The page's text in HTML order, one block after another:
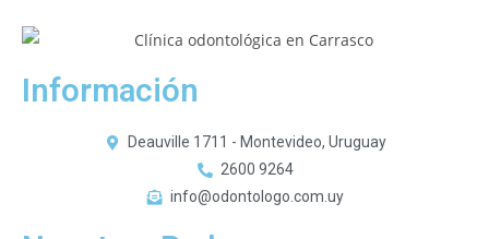
Información
Deauville 1711 - Montevideo, Uruguay
2600 9264
info@odontologo.com.uy